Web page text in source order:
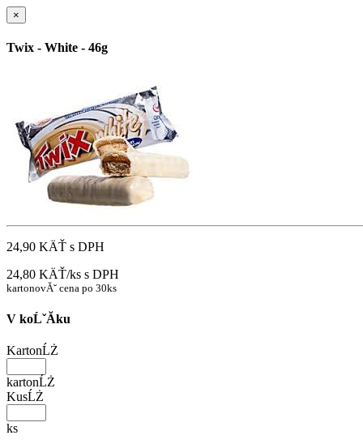
×
Twix - White - 46g
24,90 KÄŤ s DPH
24,80 KÄŤ/ks s DPH
kartonovĂˇ cena po 30ks
V koĹˇĂ­ku
KartonĹŻ
kartonĹŻ
KusĹŻ
ks